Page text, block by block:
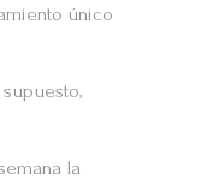
único
la